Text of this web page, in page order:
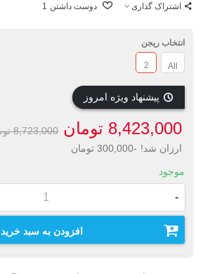
اشتراک گذاری دوست داشتن 1
انتخاب ریجن
All
2
پیشنهاد ویژه امروز
8,423,000 تومان
8,723,000 تومان
ارزان شد! -300,000 تومان
موجود
-
افزودن به سبد خرید